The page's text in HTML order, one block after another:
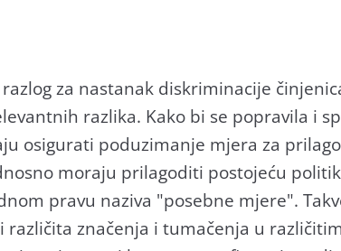
za nastanak diskriminacije
razlika. Kako bi se popravila i
osigurati poduzimanje mjera za
moraju prilagoditi postojeću
pravu naziva "posebne mjere".
različita značenja i tumačenja u